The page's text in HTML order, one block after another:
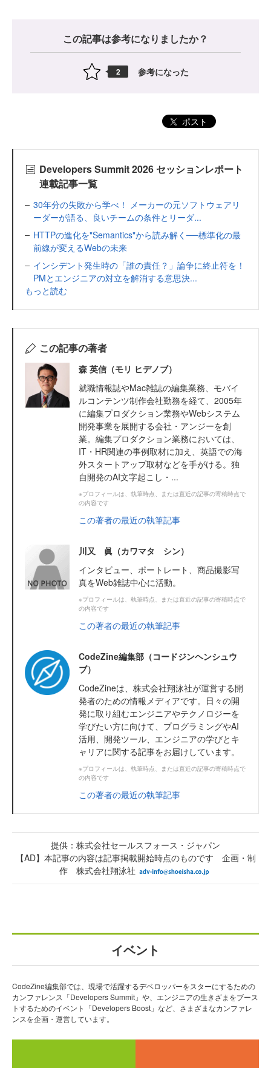
この記事は参考になりましたか？
2 参考になった
ポスト
Developers Summit 2026 セッションレポート
連載記事一覧
30年分の失敗から学べ！ メーカーの元ソフトウェアリ
ーダーが語る、良いチームの条件とリーダ...
HTTPの進化を"Semantics"から読み解く──標準化の最
前線が変えるWebの未来
インシデント発生時の「誰の責任？」論争に終止符を！
PMとエンジニアの対立を解消する意思決...
もっと読む
この記事の著者
森 英信（モリ ヒデノブ）
就職情報誌やMac雑誌の編集業務、モバイ
ルコンテンツ制作会社勤務を経て、2005年
に編集プロダクション業務やWebシステム
開発事業を展開する会社・アンジーを創
業。編集プロダクション業務においては、
IT・HR関連の事例取材に加え、英語での海
外スタートアップ取材などを手がける。独
自開発のAI文字起こし・...
※プロフィールは、執筆時点、または直近の記事の寄稿時点で
の内容です
この著者の最近の執筆記事
川又 眞（カワマタ シン）
インタビュー、ポートレート、商品撮影写
真をWeb雑誌中心に活動。
※プロフィールは、執筆時点、または直近の記事の寄稿時点で
の内容です
この著者の最近の執筆記事
CodeZine編集部（コードジンヘンシュウ
ブ）
CodeZineは、株式会社翔泳社が運営する開
発者のための情報メディアです。日々の開
発に取り組むエンジニアやテクノロジーを
学びたい方に向けて、プログラミングやAI
活用、開発ツール、エンジニアの学びとキ
ャリアに関する記事をお届けしています。
※プロフィールは、執筆時点、または直近の記事の寄稿時点で
の内容です
この著者の最近の執筆記事
提供：株式会社セールスフォース・ジャパン
【AD】本記事の内容は記事掲載開始時点のものです 企画・制
作 株式会社翔泳社
イベント
CodeZine編集部では、現場で活躍するデベロッパーをスターにするための
カンファレンス「Developers Summit」や、エンジニアの生きざまをブース
トするためのイベント「Developers Boost」など、さまざまなカンファレ
ンスを企画・運営しています。